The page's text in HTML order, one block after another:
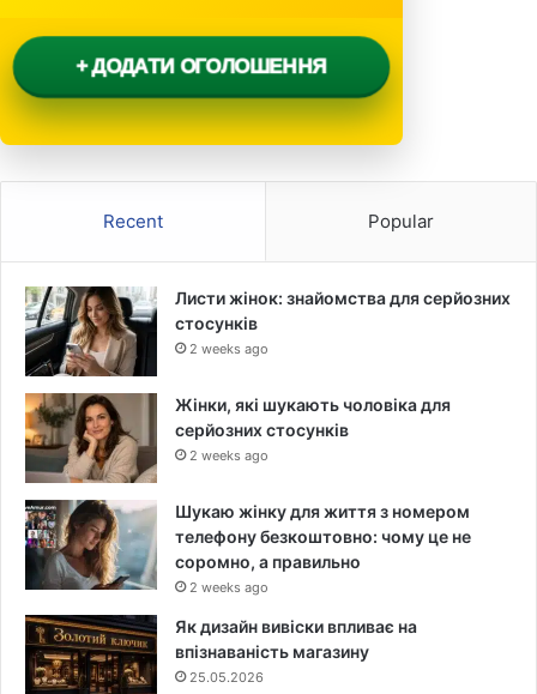
+ ДОДАТИ ОГОЛОШЕННЯ
Recent Popular
Листи жінок: знайомства для серйозних
стосунків
2 weeks ago
Жінки, які шукають чоловіка для
серйозних стосунків
2 weeks ago
Шукаю жінку для життя з номером
телефону безкоштовно: чому це не
соромно, а правильно
2 weeks ago
Як дизайн вивіски впливає на
впізнаваність магазину
25.05.2026